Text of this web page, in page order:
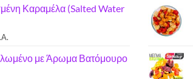
Καραμέλα (Salted Water
με Άρωμα Βατόμουρο